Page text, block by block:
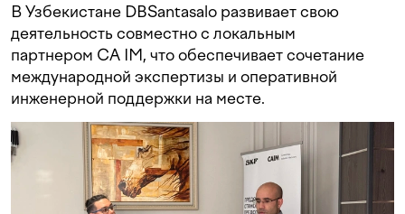
В Узбекистане DBSantasalo развивает свою
деятельность совместно с локальным
партнером CA IM, что обеспечивает сочетание
международной экспертизы и оперативной
инженерной поддержки на месте.